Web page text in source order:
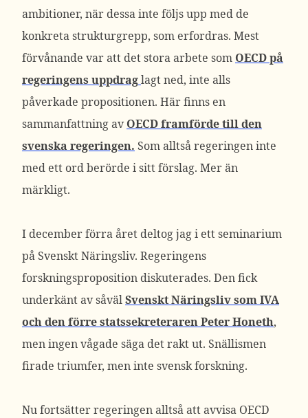
ambitioner, när dessa inte följs upp med de
konkreta strukturgrepp, som erfordras. Mest
förvånande var att det stora arbete som OECD på
regeringens uppdraglagt ned, inte alls
påverkade propositionen. Här finns en
sammanfattning avOECD framförde till den
svenska regeringen. Som alltså regeringen inte
med ett ord berörde i sitt förslag. Mer än
märkligt.
I december förra året deltog jag i ett seminarium
på Svenskt Näringsliv. Regeringens
forskningsproposition diskuterades. Den fick
underkänt av såvälSvenskt Näringsliv som IVA
och den förre statssekreteraren Peter Honeth,
men ingen vågade säga det rakt ut. Snällismen
firade triumfer, men inte svensk forskning.
Nu fortsätter regeringen alltså att avvisa OECD